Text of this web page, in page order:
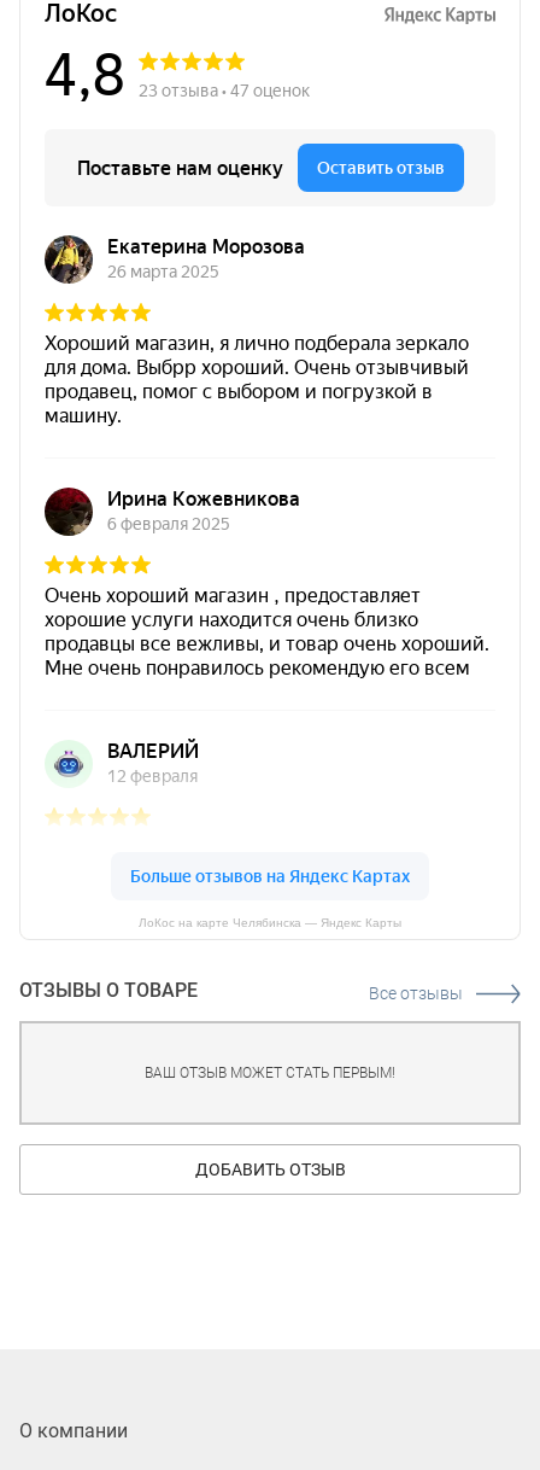
ЛоКос на карте Челябинска — Яндекс Карты
ОТЗЫВЫ О ТОВАРЕ Все отзывы
ВАШ ОТЗЫВ МОЖЕТ СТАТЬ ПЕРВЫМ!
ДОБАВИТЬ ОТЗЫВ
О компании